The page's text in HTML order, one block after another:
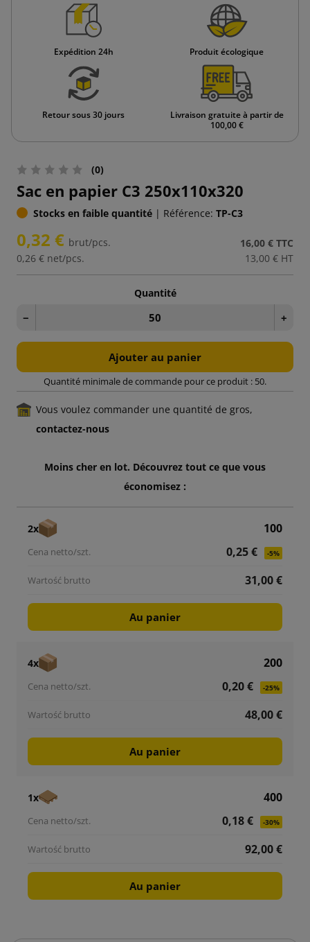
Expédition 24h Produit écologique
Retour sous 30 jours
Livraison gratuite à partir de
100,00 €
(0)
Sac en papier C3 250x110x320
Stocks en faible quantité | Référence: TP-C3
0,32 € brut/pcs.
0,26 € net/pcs.
16,00 € TTC
13,00 € HT
Quantité
− +
Ajouter au panier
Quantité minimale de commande pour ce produit : 50.
Vous voulez commander une quantité de gros,
contactez-nous
Moins cher en lot. Découvrez tout ce que vous
économisez :
2x
100
0,25 €
-5%
31,00 €
Au panier
4x
200
0,20 €
-25%
48,00 €
Au panier
1x
400
0,18 €
-30%
92,00 €
Au panier